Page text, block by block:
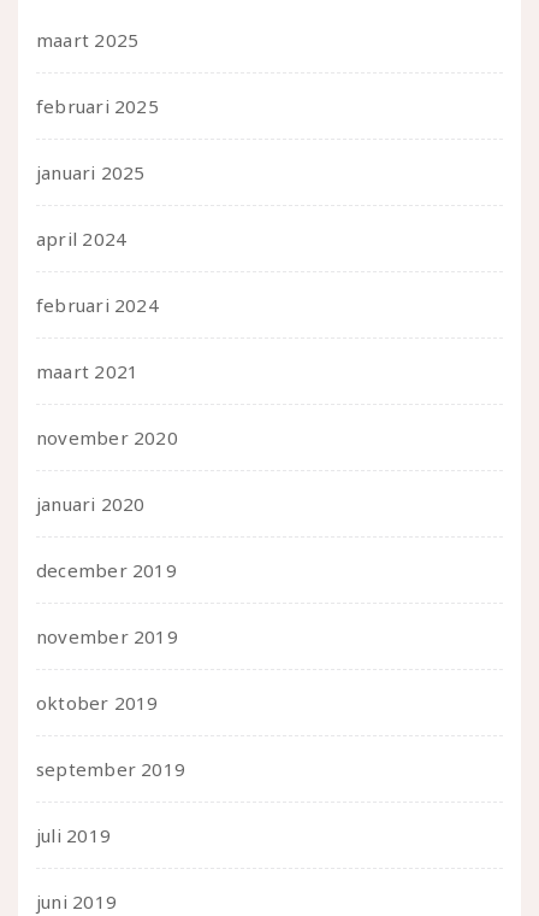
maart 2025
februari 2025
januari 2025
april 2024
februari 2024
maart 2021
november 2020
januari 2020
december 2019
november 2019
oktober 2019
september 2019
juli 2019
juni 2019